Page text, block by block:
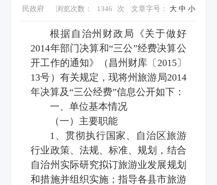
民政府
浏览次数： 1346 次 文章字号： 大 中 小
根据自治州财政局《关于做好
2014年部门决算和“三公”经费决算公
开工作的通知》（昌州财库〔2015〕
13号）有关规定，现将州旅游局2014
年决算及“三公经费”信息公开如下：
一、单位基本情况
（一）主要职能
1、贯彻执行国家、自治区旅游
行业政策、法规、标准、规划，结合
自治州实际研究拟订旅游业发展规划
和措施并组织实施；指导各县市旅游